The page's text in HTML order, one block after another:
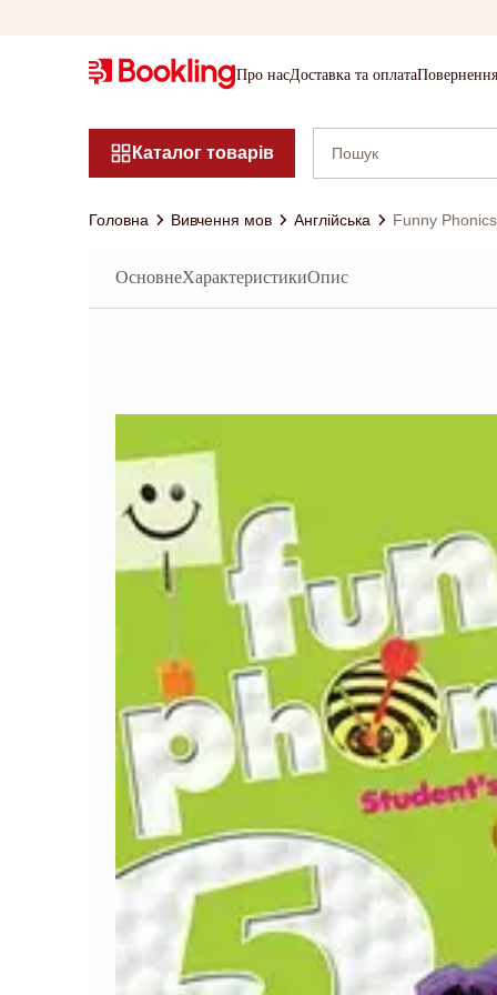
Про насДоставка та оплата
Каталог товарів
Головна Вивчення мов Англійська Funny
ОсновнеХарактеристикиОпис